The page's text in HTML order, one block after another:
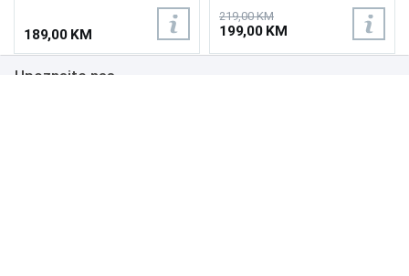
Weight: 82g
189,00 KM
do 4000, Broj tipki 4, Domet:
10m, Precision wheel,
Rechargeable Li-Po battery
(240mAh)
219,00 KM
199,00 KM
Upoznajte nas